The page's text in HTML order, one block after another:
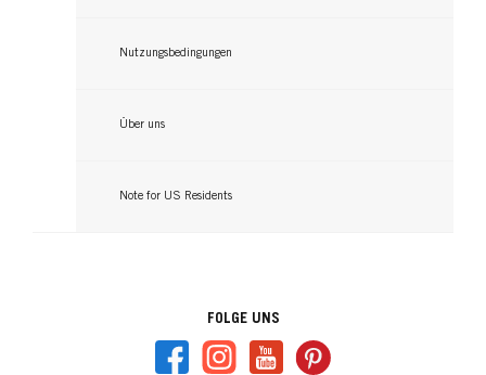
Nutzungsbedingungen
Über uns
Note for US Residents
FOLGE UNS